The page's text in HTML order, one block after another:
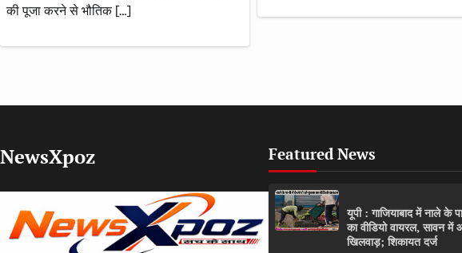
की पूजा करने से भौतिक […]
NewsXpoz Featured News
यूपी : गाजियाबाद में नाले के
का वीडियो वायरल, सावन में
खिलवाड़; शिकायत दर्ज